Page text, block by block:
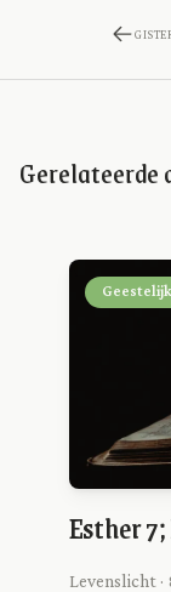
Esther 7;
Levenslicht ·